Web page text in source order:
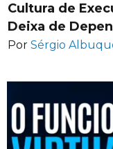
Cultura de
Deixa de
Por Sérgio